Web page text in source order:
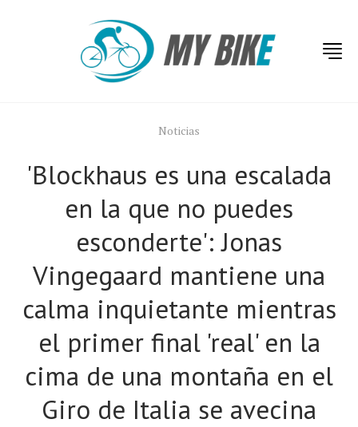
Noticias
'Blockhaus es una escalada
en la que no puedes
esconderte': Jonas
Vingegaard mantiene una
calma inquietante mientras
el primer final 'real' en la
cima de una montaña en el
Giro de Italia se avecina